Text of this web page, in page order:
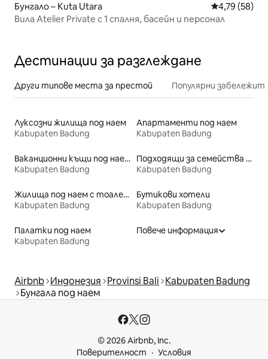
Бунгало – Kuta Utara Средна
4,79 (58)
Вила Atelier Private с 1 спалня, басейн и персонал
Дестинации за разглеждане
Други типове места за престой Популярни
Луксозни жилища под наем
Kabupaten Badung
Апартаменти под наем
Kabupaten Badung
Ваканционни къщи под наем
Kabupaten Badung
Подходящи за семейства места под наем
Kabupaten Badung
Жилища под наем с тоалетни с достъпна височина
Kabupaten Badung
Бутикови хотели
Kabupaten Badung
Палатки под наем
Kabupaten Badung
Повече информация
Airbnb Индонезия Provinsi Bali Kabupaten Badung
Бунгала под наем
© 2026 Airbnb, Inc.
Поверителност
Условия